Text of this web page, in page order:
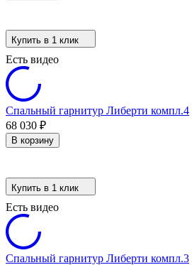
Купить в 1 клик
Есть видео
Спальный гарнитур Либерти компл.4
68 030 ₽
В корзину
Купить в 1 клик
Есть видео
Спальный гарнитур Либерти компл.3